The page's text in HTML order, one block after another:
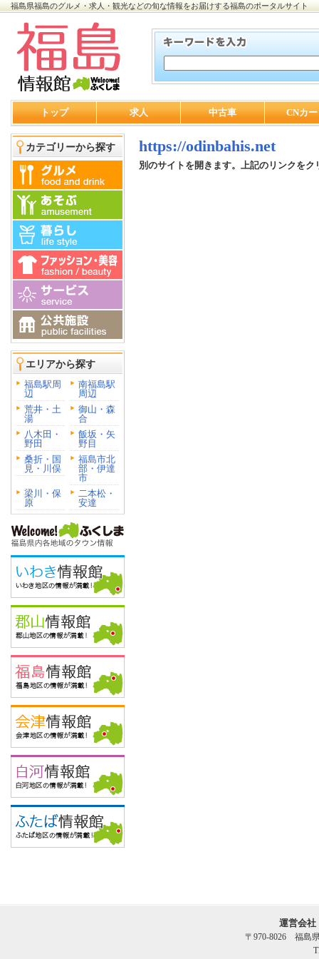
福島県福島のグルメ・求人・観光などの旬な情報をお届けする福島のポータルサイト
トップ 求人 中古車 CNカ
カテゴリーから探す
エリアから探す
福島駅周
辺
南福島駅
周辺
荒井・土
湯
御山・森
合
八木田・
野田
飯坂・矢
野目
桑折・国
見・川俣
福島市北
部・伊達
市
梁川・保
原
二本松・
安達
https://odinbahis.net
別のサイトを開きます。上記のリンクをク
運営会
〒970-8026 福島